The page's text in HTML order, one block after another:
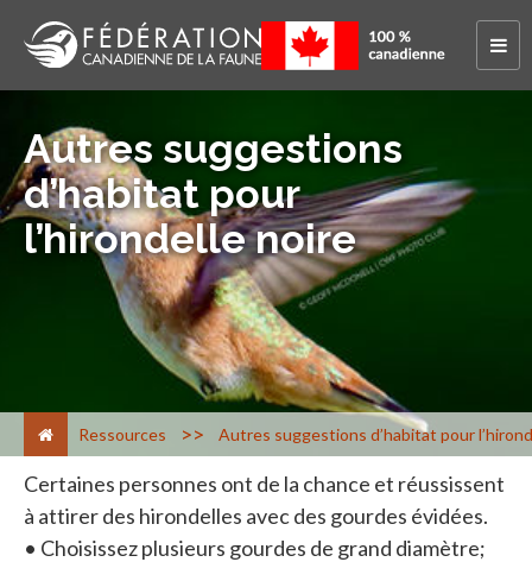
Autres suggestions
d’habitat pour
l’hirondelle noire
Ressources > Autres suggestions d’habitat pour
Certaines personnes ont de la chance et réussissent
à attirer des hirondelles avec des gourdes évidées.
• Choisissez plusieurs gourdes de grand diamètre;